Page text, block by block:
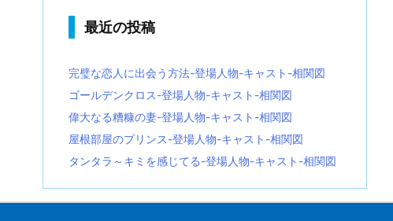
最近の投稿
完璧な恋人に出会う方法-登場人物-キャスト-相関図
ゴールデンクロス-登場人物-キャスト-相関図
偉大なる糟糠の妻-登場人物-キャスト-相関図
屋根部屋のプリンス-登場人物-キャスト-相関図
タンタラ～キミを感じてる-登場人物-キャスト-相関図